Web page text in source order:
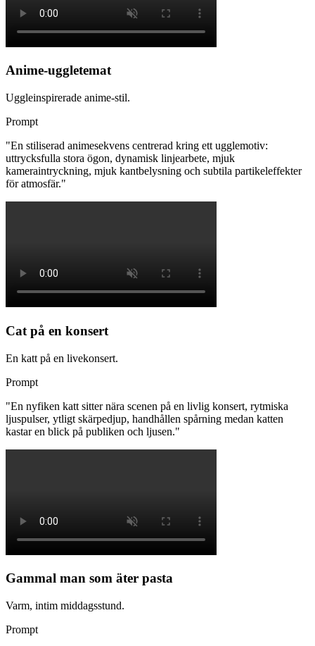
Anime-uggletemat
Uggleinspirerade anime-stil.
Prompt
"En stiliserad animesekvens centrerad kring ett ugglemotiv:
uttrycksfulla stora ögon, dynamisk linjearbete, mjuk
kameraintryckning, mjuk kantbelysning och subtila partikeleffekter
för atmosfär."
Cat på en konsert
En katt på en livekonsert.
Prompt
"En nyfiken katt sitter nära scenen på en livlig konsert, rytmiska
ljuspulser, ytligt skärpedjup, handhållen spårning medan katten
kastar en blick på publiken och ljusen."
Gammal man som äter pasta
Varm, intim middagsstund.
Prompt